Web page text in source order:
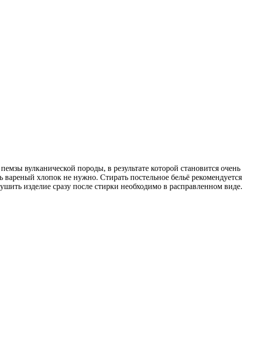
вулканической породы, в результате которой становится очень
хлопок не нужно. Стирать постельное бельё рекомендуется
изделие сразу после стирки необходимо в расправленном виде.